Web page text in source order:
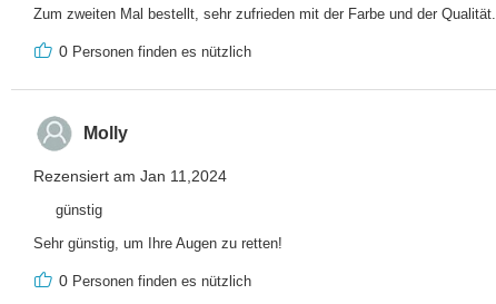
Zum zweiten Mal bestellt, sehr zufrieden mit der Farbe und der Qualität.
0 Personen finden es nützlich
Molly
Rezensiert am Jan 11,2024
günstig
Sehr günstig, um Ihre Augen zu retten!
0 Personen finden es nützlich